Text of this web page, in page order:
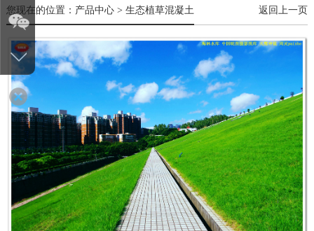
新闻中心
合作代理
您现在的位置：产品中心 > 生态植草混凝土 返回上一页